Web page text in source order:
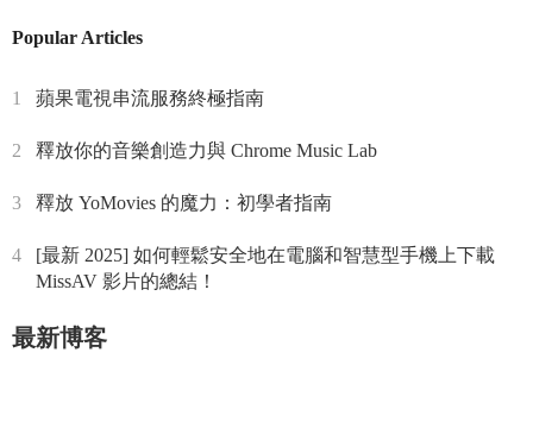
Popular Articles
1 蘋果電視串流服務終極指南
2 釋放你的音樂創造力與 Chrome Music Lab
3 釋放 YoMovies 的魔力：初學者指南
4
[最新 2025] 如何輕鬆安全地在電腦和智慧型手機上下載
MissAV 影片的總結！
最新博客